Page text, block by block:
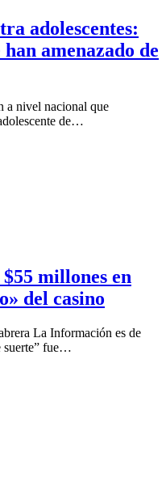
adolescentes:
amenazado de
a nivel nacional que
de…
millones en
del casino
La Información es de
suerte” fue…